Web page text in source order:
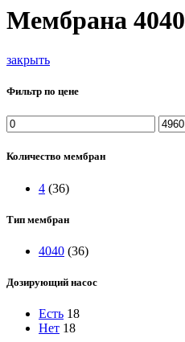
Мембрана 4040
закрыть
Фильтр по цене
Min
price
Max
price
Количество мембран
4 (36)
Тип мембран
4040 (36)
Дозирующий насос
Есть 18
Нет 18